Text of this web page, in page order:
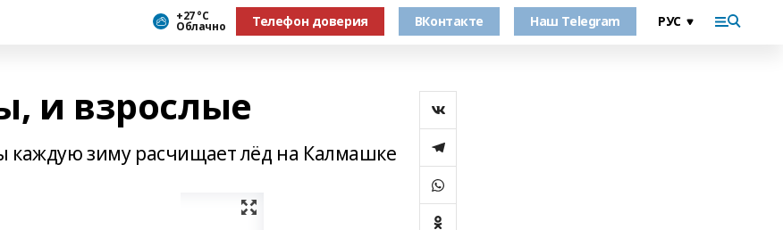
+27 °С
Облачно Телефон доверия ВКонтакте Наш Telegram
и взрослые
каждую зиму расчищает лёд на Калмашке